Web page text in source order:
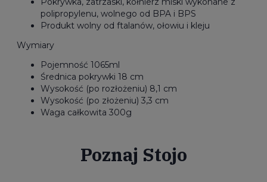
polipropylenu, wolnego od BPA i BPS
Produkt wolny od ftalanów, ołowiu i kleju
Wymiary
Pojemność 1065ml
Średnica pokrywki 18 cm
Wysokość (po rozłożeniu) 8,1 cm
Wysokość (po złożeniu) 3,3 cm
Waga całkowita 300g
Poznaj Stojo